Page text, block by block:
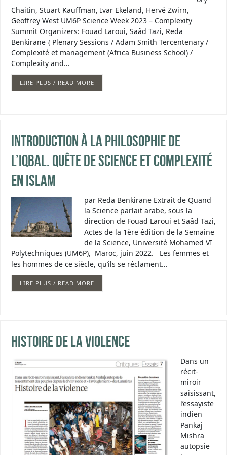
Chaitin, Stuart Kauffman, Ivar Ekeland, Hervé Zwirn,
Geoffrey West UM6P Science Week 2023 – Complexity
Summit Organizers: Fouad Laroui, Saâd Tazi, Reda
Benkirane { Plenary Sessions / Adam Smith Tercentenary /
Complexité et management (Africa Business School) /
Complexity and…
LIRE PLUS / READ MORE
Introduction à la philosophie de
l’iqbal. Quête de science et complexité
en islam
par Reda Benkirane Extrait de Quand
la Science parlait arabe, sous la
direction de Fouad Laroui et Saâd Tazi,
Actes de la 1ère édition de la Semaine
de la Science, Université Mohamed VI
Polytechniques (UM6P), Maroc, juin 2022. Les femmes et
les hommes de ce siècle, qu’ils se réclament…
LIRE PLUS / READ MORE
Histoire de la violence
Dans un
récit-
miroir
saisissant,
l’essayiste
indien
Pankaj
Mishra
autopsie